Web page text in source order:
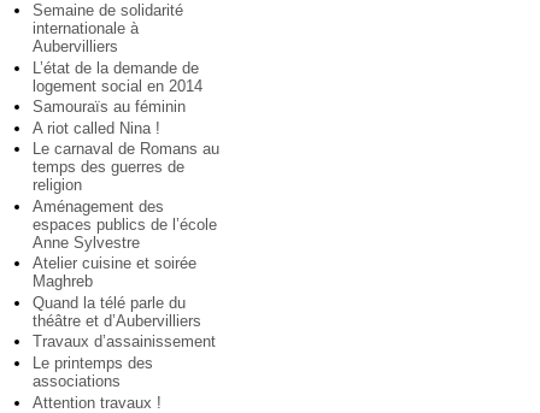
Semaine de solidarité
internationale à
Aubervilliers
L’état de la demande de
logement social en 2014
Samouraïs au féminin
A riot called Nina !
Le carnaval de Romans au
temps des guerres de
religion
Aménagement des
espaces publics de l’école
Anne Sylvestre
Atelier cuisine et soirée
Maghreb
Quand la télé parle du
théâtre et d’Aubervilliers
Travaux d’assainissement
Le printemps des
associations
Attention travaux !